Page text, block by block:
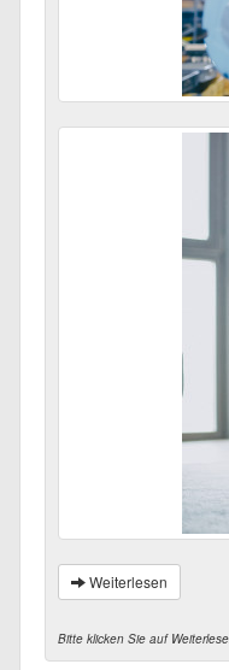
Weiterlesen
Bitte klicken Sie auf